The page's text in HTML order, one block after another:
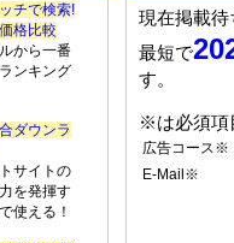
チで検索!
格比較
から一番
ンキング
ダウンラ
サイトの
を発揮す
使える！
現在掲載
最短で
す。
※は必須項
広告コース※
E-Mail※